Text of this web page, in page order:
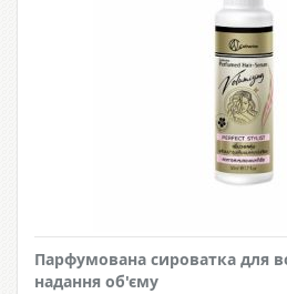
Парфумована сироватка для
надання об'єму